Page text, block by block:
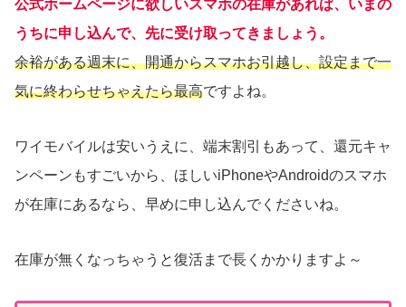
公式ホームページに欲しいスマホの在庫があれば、いまの
うちに申し込んで、先に受け取ってきましょう。
余裕がある週末に、開通からスマホお引越し、設定まで一
気に終わらせちゃえたら最高ですよね。
ワイモバイルは安いうえに、端末割引もあって、還元キャ
ンペーンもすごいから、ほしいiPhoneやAndroidのスマホ
が在庫にあるなら、早めに申し込んでくださいね。
在庫が無くなっちゃうと復活まで長くかかりますよ～